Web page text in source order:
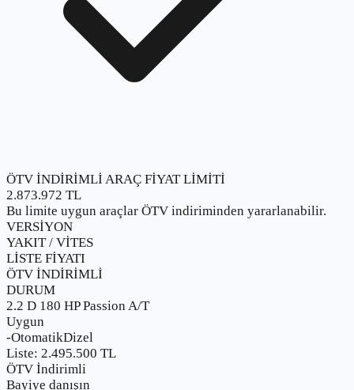
ÖTV İNDİRİMLİ ARAÇ FİYAT LİMİTİ
2.873.972 TL
Bu limite uygun araçlar ÖTV indiriminden yararlanabilir.
VERSİYON
YAKIT / VİTES
LİSTE FİYATI
ÖTV İNDİRİMLİ
DURUM
2.2 D 180 HP Passion A/T
Uygun
-OtomatikDizel
Liste: 2.495.500 TL
ÖTV İndirimli
Bayiye danışın